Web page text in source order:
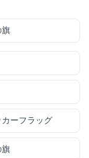
旗
ーフラッグ
旗